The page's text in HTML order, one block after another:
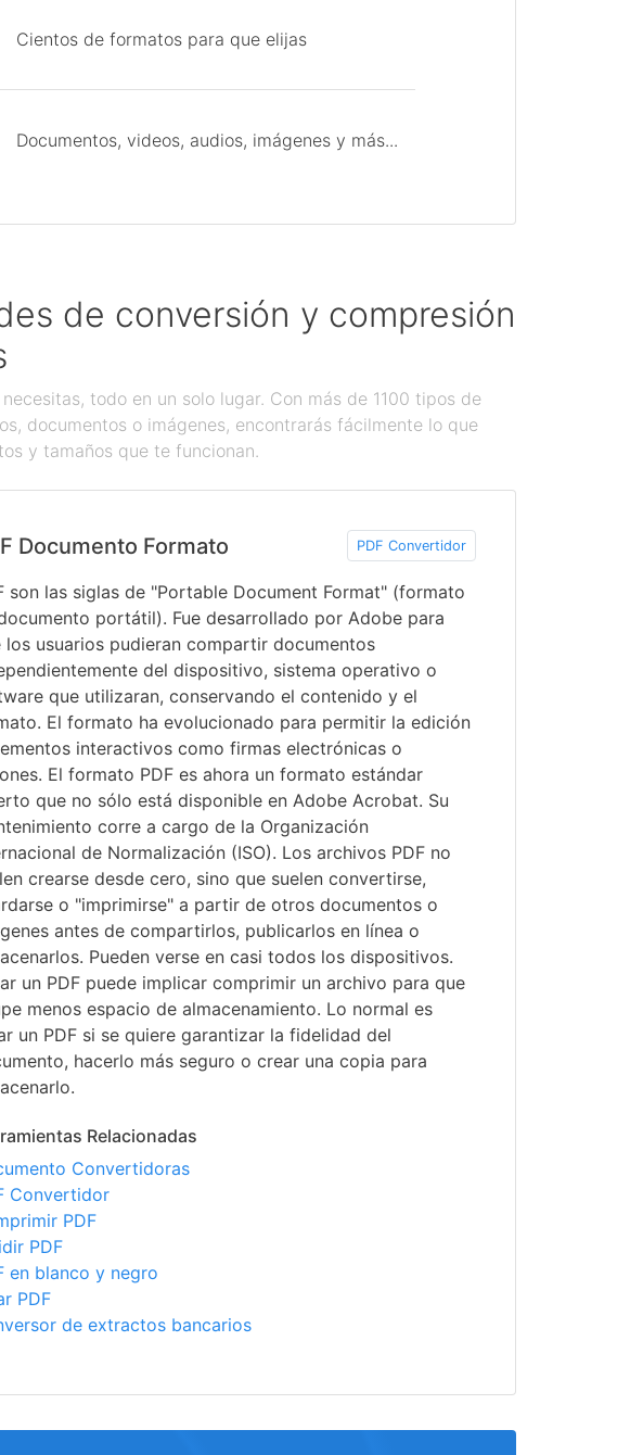
Cientos de formatos para que elijas
Documentos, videos, audios, imágenes y más...
de conversión y compresión
todo en un solo lugar. Con más de 1100 tipos de
documentos o imágenes, encontrarás fácilmente lo que
y tamaños que te funcionan.
Documento Formato PDF Convertidor
son las siglas de "Portable Document Format" (formato
portátil). Fue desarrollado por Adobe para
los usuarios pudieran compartir documentos
del dispositivo, sistema operativo o
que utilizaran, conservando el contenido y el
El formato ha evolucionado para permitir la edición
interactivos como firmas electrónicas o
El formato PDF es ahora un formato estándar
que no sólo está disponible en Adobe Acrobat. Su
corre a cargo de la Organización
de Normalización (ISO). Los archivos PDF no
crearse desde cero, sino que suelen convertirse,
o "imprimirse" a partir de otros documentos o
antes de compartirlos, publicarlos en línea o
Pueden verse en casi todos los dispositivos.
un PDF puede implicar comprimir un archivo para que
menos espacio de almacenamiento. Lo normal es
un PDF si se quiere garantizar la fidelidad del
hacerlo más seguro o crear una copia para
Relacionadas
Convertidoras
Convertidor
PDF
PDF
en blanco y negro
PDF
de extractos bancarios